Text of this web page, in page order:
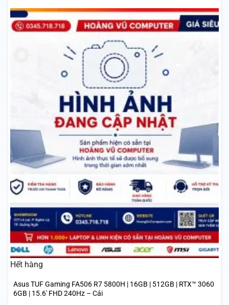
Hết hàng
Asus TUF Gaming FA506 R7 5800H | 16GB | 512GB | RTX™ 3060
6GB | 15.6′ FHD 240Hz – Cái